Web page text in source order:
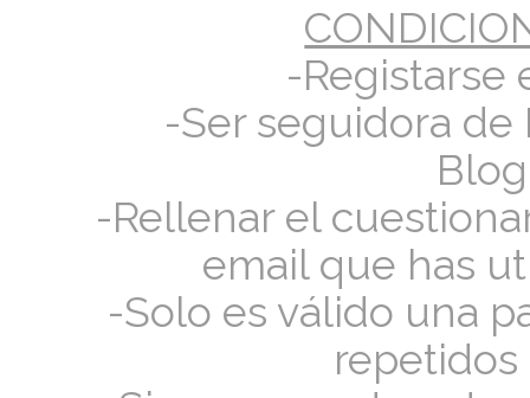
-Registarse
-Ser seguidora
-Rellenar el
email que has
-Solo es válido una
repetidos